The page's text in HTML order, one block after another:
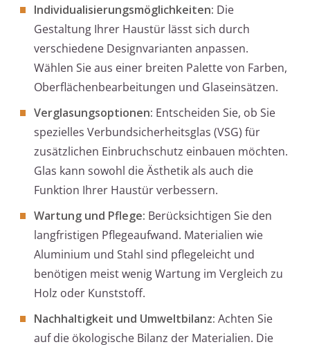
Individualisierungsmöglichkeiten: Die
Gestaltung Ihrer Haustür lässt sich durch
verschiedene Designvarianten anpassen.
Wählen Sie aus einer breiten Palette von Farben,
Oberflächenbearbeitungen und Glaseinsätzen.
Verglasungsoptionen: Entscheiden Sie, ob Sie
spezielles Verbundsicherheitsglas (VSG) für
zusätzlichen Einbruchschutz einbauen möchten.
Glas kann sowohl die Ästhetik als auch die
Funktion Ihrer Haustür verbessern.
Wartung und Pflege: Berücksichtigen Sie den
langfristigen Pflegeaufwand. Materialien wie
Aluminium und Stahl sind pflegeleicht und
benötigen meist wenig Wartung im Vergleich zu
Holz oder Kunststoff.
Nachhaltigkeit und Umweltbilanz: Achten Sie
auf die ökologische Bilanz der Materialien. Die